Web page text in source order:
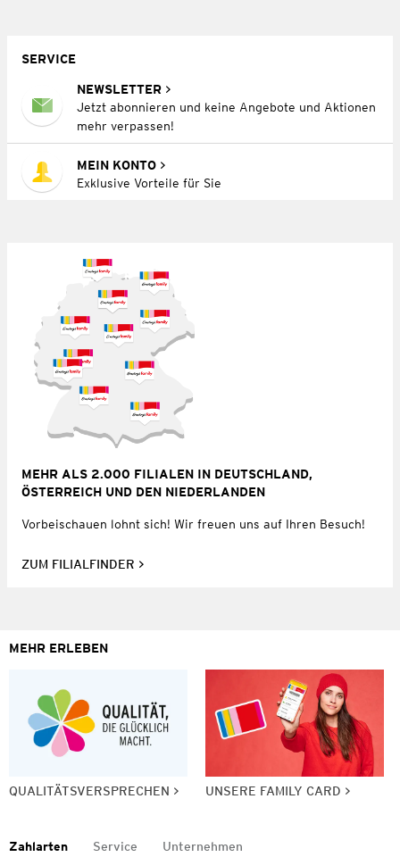
SERVICE
NEWSLETTER
Jetzt abonnieren und keine Angebote und Aktionen
mehr verpassen!
MEIN KONTO
Exklusive Vorteile für Sie
MEHR ALS 2.000 FILIALEN IN DEUTSCHLAND,
ÖSTERREICH UND DEN NIEDERLANDEN
Vorbeischauen lohnt sich! Wir freuen uns auf Ihren Besuch!
ZUM FILIALFINDER
MEHR ERLEBEN
QUALITÄTSVERSPRECHEN UNSERE FAMILY CARD
Zahlarten Service Unternehmen